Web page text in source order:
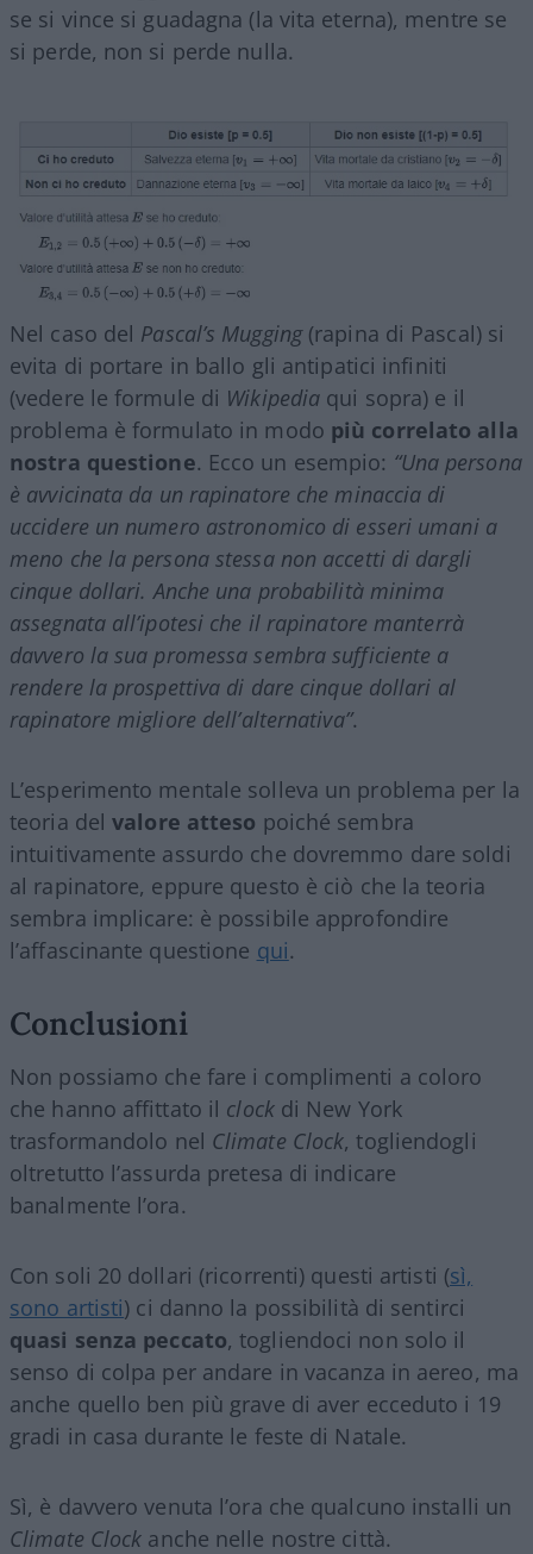
se si vince si guadagna (la vita eterna), mentre se
si perde, non si perde nulla.
Nel caso del Pascal’s Mugging(rapina di Pascal) si
evita di portare in ballo gli antipatici infiniti
(vedere le formule di Wikipedia qui sopra) e il
problema è formulato in modo più correlato alla
nostra questione. Ecco un esempio: “Una persona
è avvicinata da un rapinatore che minaccia di
uccidere un numero astronomico di esseri umani a
meno che la persona stessa non accetti di dargli
cinque dollari. Anche una probabilità minima
assegnata all’ipotesi che il rapinatore manterrà
davvero la sua promessa sembra sufficiente a
rendere la prospettiva di dare cinque dollari al
rapinatore migliore dell’alternativa”.
L’esperimento mentale solleva un problema per la
teoria delvalore atteso poiché sembra
intuitivamente assurdo che dovremmo dare soldi
al rapinatore, eppure questo è ciò che la teoria
sembra implicare: è possibile approfondire
l’affascinante questione qui.
Conclusioni
Non possiamo che fare i complimenti a coloro
che hanno affittato il clockdi New York
trasformandolo nel Climate Clock, togliendogli
oltretutto l’assurda pretesa di indicare
banalmente l’ora.
Con soli 20 dollari (ricorrenti) questi artisti (sì,
sono artisti) ci danno la possibilità di sentirci
quasi senza peccato, togliendoci non solo il
senso di colpa per andare in vacanza in aereo, ma
anche quello ben più grave di aver ecceduto i 19
gradi in casa durante le feste di Natale.
Sì, è davvero venuta l’ora che qualcuno installi un
Climate Clock anche nelle nostre città.